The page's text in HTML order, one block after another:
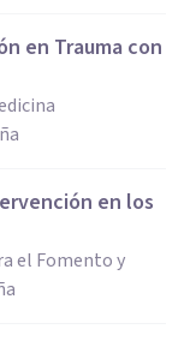
en Trauma con
en los
el Fomento y